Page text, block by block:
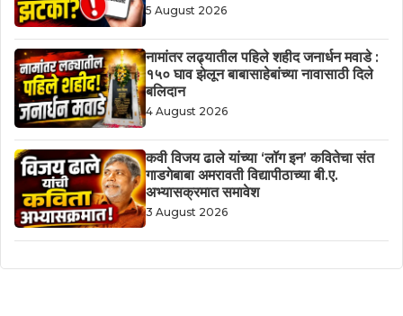
5 August 2026
नामांतर लढ्यातील पहिले शहीद जनार्धन मवाडे :
१५० घाव झेलून बाबासाहेबांच्या नावासाठी दिले
बलिदान
4 August 2026
कवी विजय ढाले यांच्या ‘लॉग इन’ कवितेचा संत
गाडगेबाबा अमरावती विद्यापीठाच्या बी.ए.
अभ्यासक्रमात समावेश
3 August 2026